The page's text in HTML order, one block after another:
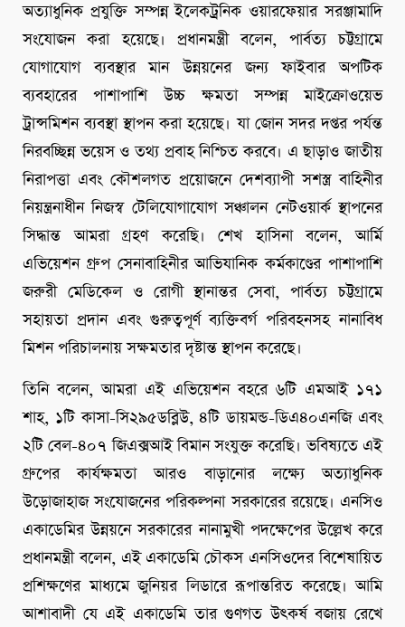
অত্যাধুনিক প্রযুক্তি সম্পন্ন ইলেকট্রনিক ওয়ারফেয়ার সরঞ্জামাদি
সংযোজন করা হয়েছে। প্রধানমন্ত্রী বলেন, পার্বত্য চট্টগ্রামে
যোগাযোগ ব্যবস্থার মান উন্নয়নের জন্য ফাইবার অপটিক
ব্যবহারের পাশাপাশি উচ্চ ক্ষমতা সম্পন্ন মাইক্রোওয়েভ
ট্রান্সমিশন ব্যবস্থা স্থাপন করা হয়েছে। যা জোন সদর দপ্তর পর্যন্ত
নিরবচ্ছিন্ন ভয়েস ও তথ্য প্রবাহ নিশ্চিত করবে। এ ছাড়াও জাতীয়
নিরাপত্তা এবং কৌশলগত প্রয়োজনে দেশব্যাপী সশস্ত্র বাহিনীর
নিয়ন্ত্রনাধীন নিজস্ব টেলিযোগাযোগ সঞ্চালন নেটওয়ার্ক স্থাপনের
সিদ্ধান্ত আমরা গ্রহণ করেছি। শেখ হাসিনা বলেন, আর্মি
এভিয়েশন গ্রুপ সেনাবাহিনীর আভিযানিক কর্মকাণ্ডের পাশাপাশি
জরুরী মেডিকেল ও রোগী স্থানান্তর সেবা, পার্বত্য চট্টগ্রামে
সহায়তা প্রদান এবং গুরুত্বপূর্ণ ব্যক্তিবর্গ পরিবহনসহ নানাবিধ
মিশন পরিচালনায় সক্ষমতার দৃষ্টান্ত স্থাপন করেছে।
তিনি বলেন, আমরা এই এভিয়েশন বহরে ৬টি এমআই ১৭১
শাহ, ১টি কাসা-সি২৯৫ডব্লিউ, ৪টি ডায়মন্ড-ডিএ৪০এনজি এবং
২টি বেল-৪০৭ জিএক্সআই বিমান সংযুক্ত করেছি। ভবিষ্যতে এই
গ্রুপের কার্যক্ষমতা আরও বাড়ানোর লক্ষ্যে অত্যাধুনিক
উড়োজাহাজ সংযোজনের পরিকল্পনা সরকারের রয়েছে। এনসিও
একাডেমির উন্নয়নে সরকারের নানামুখী পদক্ষেপের উল্লেখ করে
প্রধানমন্ত্রী বলেন, এই একাডেমি চৌকস এনসিওদের বিশেষায়িত
প্রশিক্ষণের মাধ্যমে জুনিয়র লিডারে রূপান্তরিত করেছে। আমি
আশাবাদী যে এই একাডেমি তার গুণগত উৎকর্ষ বজায় রেখে